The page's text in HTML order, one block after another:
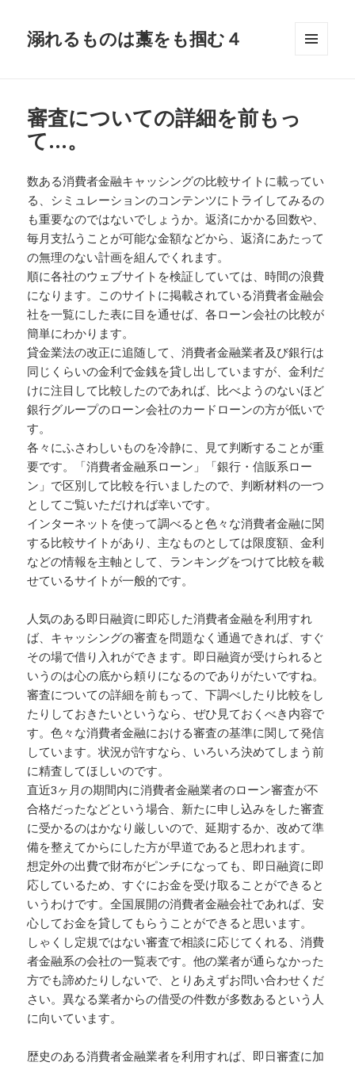
溺れるものは藁をも掴む４
審査についての詳細を前もっ
て…。
数ある消費者金融キャッシングの比較サイトに載ってい
る、シミュレーションのコンテンツにトライしてみるの
も重要なのではないでしょうか。返済にかかる回数や、
毎月支払うことが可能な金額などから、返済にあたって
の無理のない計画を組んでくれます。
順に各社のウェブサイトを検証していては、時間の浪費
になります。このサイトに掲載されている消費者金融会
社を一覧にした表に目を通せば、各ローン会社の比較が
簡単にわかります。
貸金業法の改正に追随して、消費者金融業者及び銀行は
同じくらいの金利で金銭を貸し出していますが、金利だ
けに注目して比較したのであれば、比べようのないほど
銀行グループのローン会社のカードローンの方が低いで
す。
各々にふさわしいものを冷静に、見て判断することが重
要です。「消費者金融系ローン」「銀行・信販系ロー
ン」で区別して比較を行いましたので、判断材料の一つ
としてご覧いただければ幸いです。
インターネットを使って調べると色々な消費者金融に関
する比較サイトがあり、主なものとしては限度額、金利
などの情報を主軸として、ランキングをつけて比較を載
せているサイトが一般的です。
人気のある即日融資に即応した消費者金融を利用すれ
ば、キャッシングの審査を問題なく通過できれば、すぐ
その場で借り入れができます。即日融資が受けられると
いうのは心の底から頼りになるのでありがたいですね。
審査についての詳細を前もって、下調べしたり比較をし
たりしておきたいというなら、ぜひ見ておくべき内容で
す。色々な消費者金融における審査の基準に関して発信
しています。状況が許すなら、いろいろ決めてしまう前
に精査してほしいのです。
直近3ヶ月の期間内に消費者金融業者のローン審査が不
合格だったなどという場合、新たに申し込みをした審査
に受かるのはかなり厳しいので、延期するか、改めて準
備を整えてからにした方が早道であると思われます。
想定外の出費で財布がピンチになっても、即日融資に即
応しているため、すぐにお金を受け取ることができると
いうわけです。全国展開の消費者金融会社であれば、安
心してお金を貸してもらうことができると思います。
しゃくし定規ではない審査で相談に応じてくれる、消費
者金融系の会社の一覧表です。他の業者が通らなかった
方でも諦めたりしないで、とりあえずお問い合わせくだ
さい。異なる業者からの借受の件数が多数あるという人
に向いています。
歴史のある消費者金融業者を利用すれば、即日審査に加